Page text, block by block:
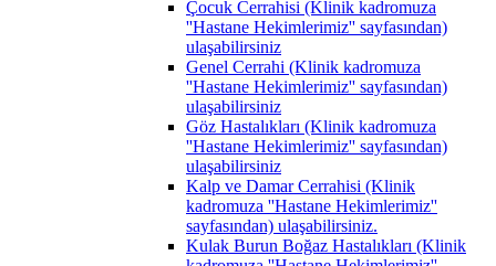
Çocuk Cerrahisi (Klinik kadromuza
''Hastane Hekimlerimiz'' sayfasından)
ulaşabilirsiniz
Genel Cerrahi (Klinik kadromuza
''Hastane Hekimlerimiz'' sayfasından)
ulaşabilirsiniz
Göz Hastalıkları (Klinik kadromuza
''Hastane Hekimlerimiz'' sayfasından)
ulaşabilirsiniz
Kalp ve Damar Cerrahisi (Klinik
kadromuza ''Hastane Hekimlerimiz''
sayfasından) ulaşabilirsiniz.
Kulak Burun Boğaz Hastalıkları (Klinik